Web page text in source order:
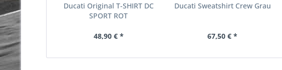
Ducati Original T-SHIRT DC
SPORT ROT
48,90 € *
Ducati Sweatshirt Crew Grau
67,50 € *